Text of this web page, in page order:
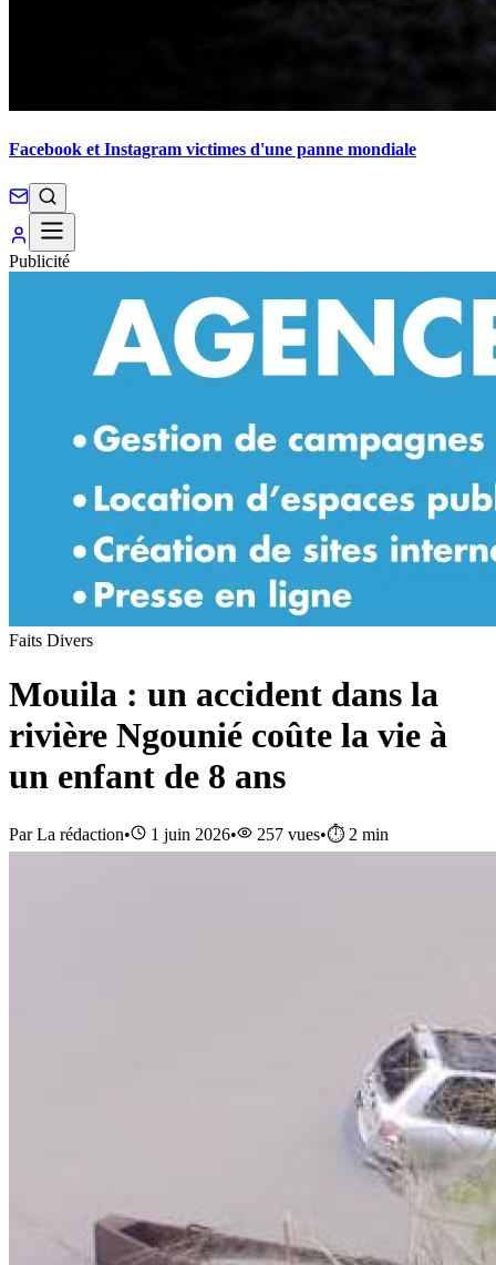
Facebook et Instagram victimes d'une panne mondiale
Publicité
Faits Divers
Mouila : un accident dans la
rivière Ngounié coûte la vie à
un enfant de 8 ans
ParLa rédaction• 1 juin 2026• 257 vues•⏱️ 2 min